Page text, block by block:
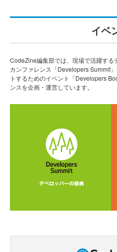
イベ
CodeZine編集部では、現場で活躍す
カンファレンス「Developers Summit
トするためのイベント「Developers
ンスを企画・運営しています。